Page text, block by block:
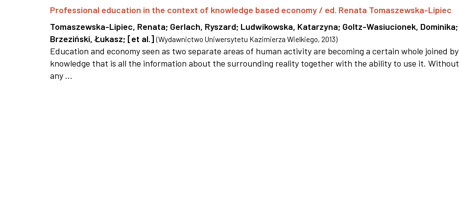
Professional education in the context of knowledge based economy / ed. Renata Tomaszewska-Lipiec
Tomaszewska-Lipiec, Renata; Gerlach, Ryszard; Ludwikowska, Katarzyna; Goltz-Wasiucionek, Dominika;
Brzeziński, Łukasz; [et al.] (Wydawnictwo Uniwersytetu Kazimierza Wielkiego, 2013)
Education and economy seen as two separate areas of human activity are becoming a certain whole joined by
knowledge that is all the information about the surrounding reality together with the ability to use it. Without
any ...